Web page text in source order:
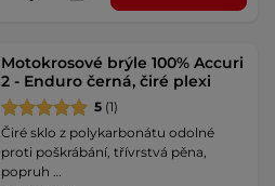
Motokrosové brýle 100% Accuri
2 - Enduro černá, čiré plexi
5 (1)
Čiré sklo z polykarbonátu odolné
proti poškrábání, třívrstvá pěna,
popruh …